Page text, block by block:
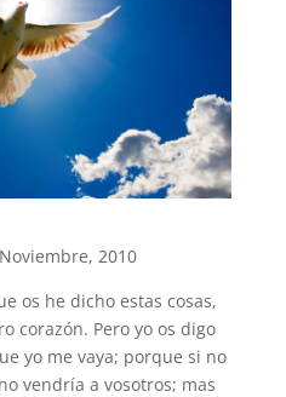
2010
os he dicho estas cosas,
corazón. Pero yo os digo
yo me vaya; porque si no
vendría a vosotros; mas